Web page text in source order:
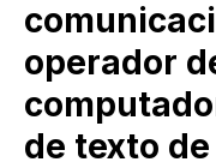
operador
de texto